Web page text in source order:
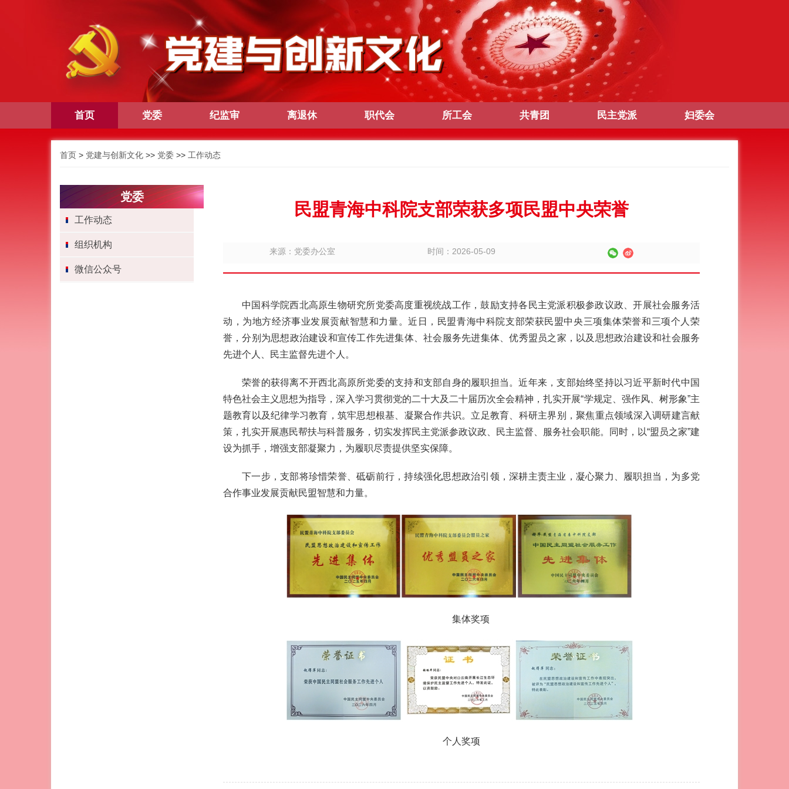
首页 党委 纪监审 离退休 职代会 所工会 共青团 民主党派 妇委会
首页 > 党建与创新文化 >> 党委 >> 工作动态
党委
工作动态
组织机构
微信公众号
民盟青海中科院支部荣获多项民盟中央荣誉
来源：党委办公室 时间：2026-05-09
中国科学院西北高原生物研究所党委高度重视统战工作，鼓励支持各民主党派积极参政议政、开展社会服务活
动，为地方经济事业发展贡献智慧和力量。近日，民盟青海中科院支部荣获民盟中央三项集体荣誉和三项个人荣
誉，分别为思想政治建设和宣传工作先进集体、社会服务先进集体、优秀盟员之家，以及思想政治建设和社会服务
先进个人、民主监督先进个人。
荣誉的获得离不开西北高原所党委的支持和支部自身的履职担当。近年来，支部始终坚持以习近平新时代中国
特色社会主义思想为指导，深入学习贯彻党的二十大及二十届历次全会精神，扎实开展“学规定、强作风、树形象”主
题教育以及纪律学习教育，筑牢思想根基、凝聚合作共识。立足教育、科研主界别，聚焦重点领域深入调研建言献
策，扎实开展惠民帮扶与科普服务，切实发挥民主党派参政议政、民主监督、服务社会职能。同时，以“盟员之家”建
设为抓手，增强支部凝聚力，为履职尽责提供坚实保障。
下一步，支部将珍惜荣誉、砥砺前行，持续强化思想政治引领，深耕主责主业，凝心聚力、履职担当，为多党
合作事业发展贡献民盟智慧和力量。
集体奖项
个人奖项